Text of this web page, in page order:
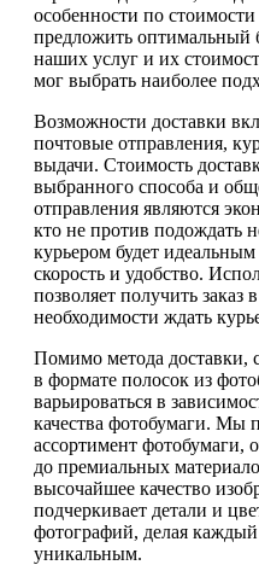
особенности по
предложить оптимальный
наших услуг и их
мог выбрать наиболее
Возможности доставки
почтовые отправления,
выдачи. Стоимость
выбранного способа и
отправления являются
кто не против подождать
курьером будет
скорость и удобство.
позволяет получить заказ
необходимости ждать
Помимо метода доставки,
в формате полосок из
варьироваться в
качества фотобумаги. Мы
ассортимент фотобумаги,
до премиальных
высочайшее качество
подчеркивает детали и
фотографий, делая
уникальным.